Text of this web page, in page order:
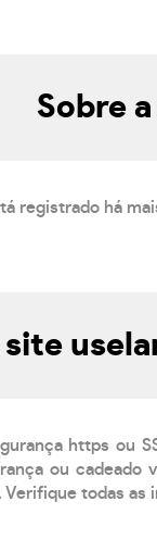
Sobre
registrado há
site
https ou
ou cadeado
Verifique todas